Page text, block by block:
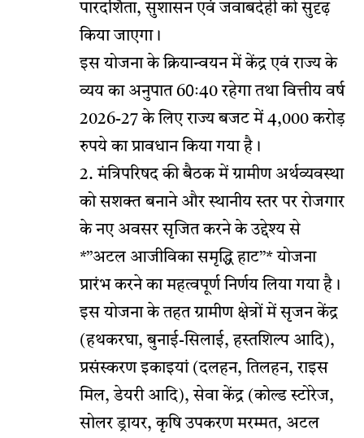
पारदर्शिता, सुशासन एवं जवाबदेही को सुदृढ़
किया जाएगा।
इस योजना के क्रियान्वयन में केंद्र एवं राज्य के
व्यय का अनुपात 60ः40 रहेगा तथा वित्तीय वर्ष
2026-27 के लिए राज्य बजट में 4,000 करोड़
रुपये का प्रावधान किया गया है।
2. मंत्रिपरिषद की बैठक में ग्रामीण अर्थव्यवस्था
को सशक्त बनाने और स्थानीय स्तर पर रोजगार
के नए अवसर सृजित करने के उद्देश्य से
*’’अटल आजीविका समृद्धि हाट’’* योजना
प्रारंभ करने का महत्वपूर्ण निर्णय लिया गया है।
इस योजना के तहत ग्रामीण क्षेत्रों में सृजन केंद्र
(हथकरघा, बुनाई-सिलाई, हस्तशिल्प आदि),
प्रसंस्करण इकाइयां (दलहन, तिलहन, राइस
मिल, डेयरी आदि), सेवा केंद्र (कोल्ड स्टोरेज,
सोलर ड्रायर, कृषि उपकरण मरम्मत, अटल